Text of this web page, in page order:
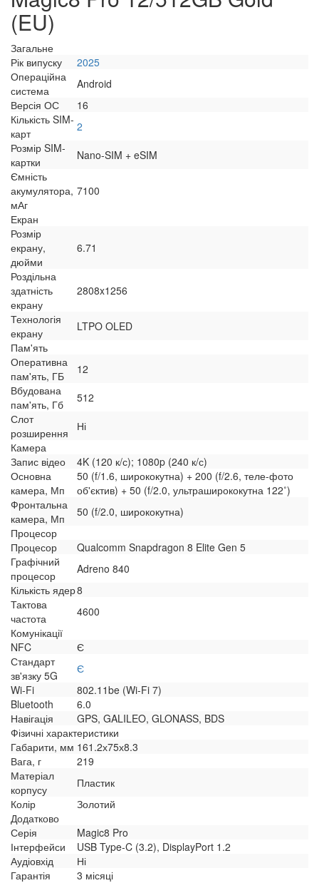
(EU)
Загальне
Рік випуску
2025
Операційна
система
Android
Версія ОС
16
Кількість SIM-
карт
2
Розмір SIM-
картки
Nano-SIM + eSIM
Ємність
акумулятора,
мАг
7100
Екран
Розмір
екрану,
дюйми
6.71
Роздільна
здатність
екрану
2808x1256
Технологія
екрану
LTPO OLED
Пам'ять
Оперативна
пам'ять, ГБ
12
Вбудована
пам'ять, Гб
512
Слот
розширення
Ні
Камера
Запис відео
4K (120 к/с); 1080p (240 к/с)
Основна
камера, Мп
50 (f/1.6, ширококутна) + 200 (f/2.6, теле-фото
об'єктив) + 50 (f/2.0, ультраширококутна 122˚)
Фронтальна
камера, Мп
50 (f/2.0, ширококутна)
Процесор
Процесор
Qualcomm Snapdragon 8 Elite Gen 5
Графічний
процесор
Adreno 840
Кількість ядер8
Тактова
частота
4600
Комунікації
NFC
Є
Стандарт
зв'язку 5G
Є
Wi-Fi
802.11be (Wi-Fi 7)
Bluetooth
6.0
Навігація
GPS, GALILEO, GLONASS, BDS
Фізичні характеристики
Габарити, мм 161.2х75х8.3
Вага, г
219
Матеріал
корпусу
Пластик
Колір
Золотий
Додатково
Серія
Magic8 Pro
Інтерфейси
USB Type-C (3.2), DisplayPort 1.2
Аудіовхід
Ні
Гарантія
3 місяці